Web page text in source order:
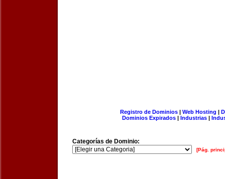
Registro de Dominios| Web Hosting |
Dominios Expirados | Industrias |
Categorías de Dominio:
[Pág.